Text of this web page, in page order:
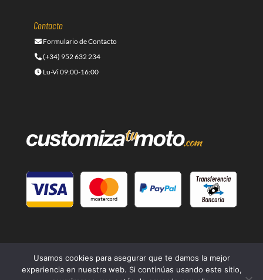
Contacto
Formulario de Contacto
(+34) 952 632 234
Lu-Vi 09:00-16:00
Usamos cookies para asegurar que te damos la mejor
experiencia en nuestra web. Si continúas usando este sitio,